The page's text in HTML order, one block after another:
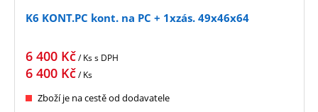
K6 KONT.PC kont. na PC + 1xzás. 49x46x64
6 400 Kč/ Kss DPH
6 400 Kč/ Ks
Zboží je na cestě od dodavatele